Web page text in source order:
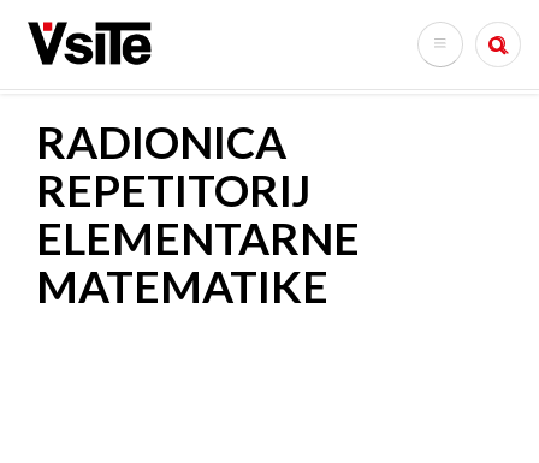
glavni
Search
RADIONICA
REPETITORIJ
ELEMENTARNE
MATEMATIKE